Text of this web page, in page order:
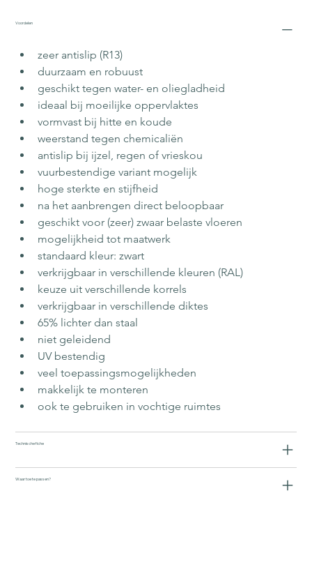
Voordelen
zeer antislip (R13)
duurzaam en robuust
geschikt tegen water- en oliegladheid
ideaal bij moeilijke oppervlaktes
vormvast bij hitte en koude
weerstand tegen chemicaliën
antislip bij ijzel, regen of vrieskou
vuurbestendige variant mogelijk
hoge sterkte en stijfheid
na het aanbrengen direct beloopbaar
geschikt voor (zeer) zwaar belaste vloeren
mogelijkheid tot maatwerk
standaard kleur: zwart
verkrijgbaar in verschillende kleuren (RAL)
keuze uit verschillende korrels
verkrijgbaar in verschillende diktes
65% lichter dan staal
niet geleidend
UV bestendig
veel toepassingsmogelijkheden
makkelijk te monteren
ook te gebruiken in vochtige ruimtes
Technische fiche
Waar toe te passen?